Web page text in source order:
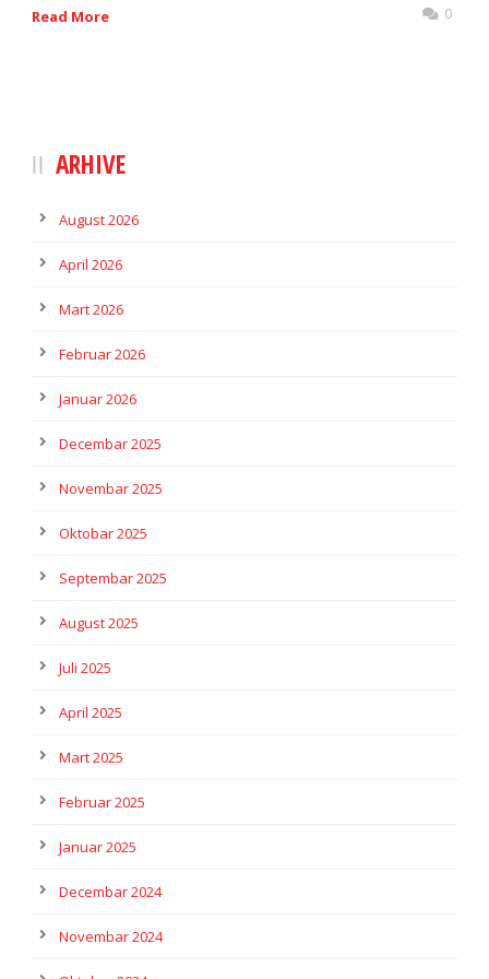
Read More 0
ARHIVE
August 2026
April 2026
Mart 2026
Februar 2026
Januar 2026
Decembar 2025
Novembar 2025
Oktobar 2025
Septembar 2025
August 2025
Juli 2025
April 2025
Mart 2025
Februar 2025
Januar 2025
Decembar 2024
Novembar 2024